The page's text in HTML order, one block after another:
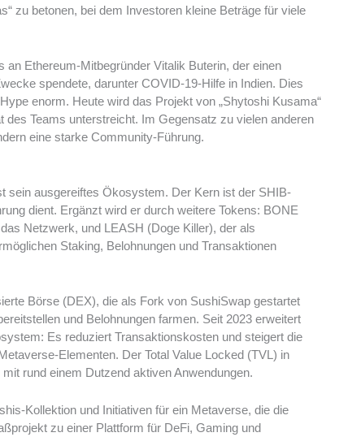
zu betonen, bei dem Investoren kleine Beträge für viele
Ethereum-Mitbegründer Vitalik Buterin, der einen
spendete, darunter COVID-19-Hilfe in Indien. Dies
enorm. Heute wird das Projekt von „Shytoshi Kusama“
Teams unterstreicht. Im Gegensatz zu vielen anderen
eine starke Community-Führung.
sein ausgereiftes Ökosystem. Der Kern ist der SHIB-
dient. Ergänzt wird er durch weitere Tokens: BONE
Netzwerk, und LEASH (Doge Killer), der als
Staking, Belohnungen und Transaktionen
Börse (DEX), die als Fork von SushiSwap gestartet
und Belohnungen farmen. Seit 2023 erweitert
Es reduziert Transaktionskosten und steigert die
Elementen. Der Total Value Locked (TVL) in
rund einem Dutzend aktiven Anwendungen.
Kollektion und Initiativen für ein Metaverse, die die
zu einer Plattform für DeFi, Gaming und